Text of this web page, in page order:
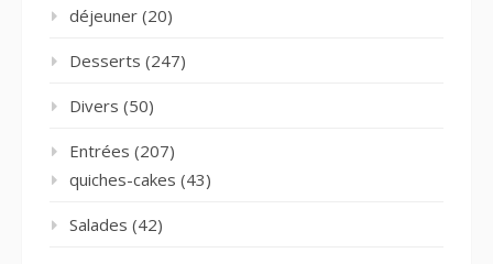
déjeuner (20)
Desserts (247)
Divers (50)
Entrées (207)
quiches-cakes (43)
Salades (42)